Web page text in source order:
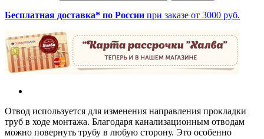
Бесплатная доставка* по России при заказе от 3000 руб.
Отвод используется для изменения направления прокладки
труб в ходе монтажа. Благодаря канализационным отводам
можно повернуть трубу в любую сторону. Это особенно